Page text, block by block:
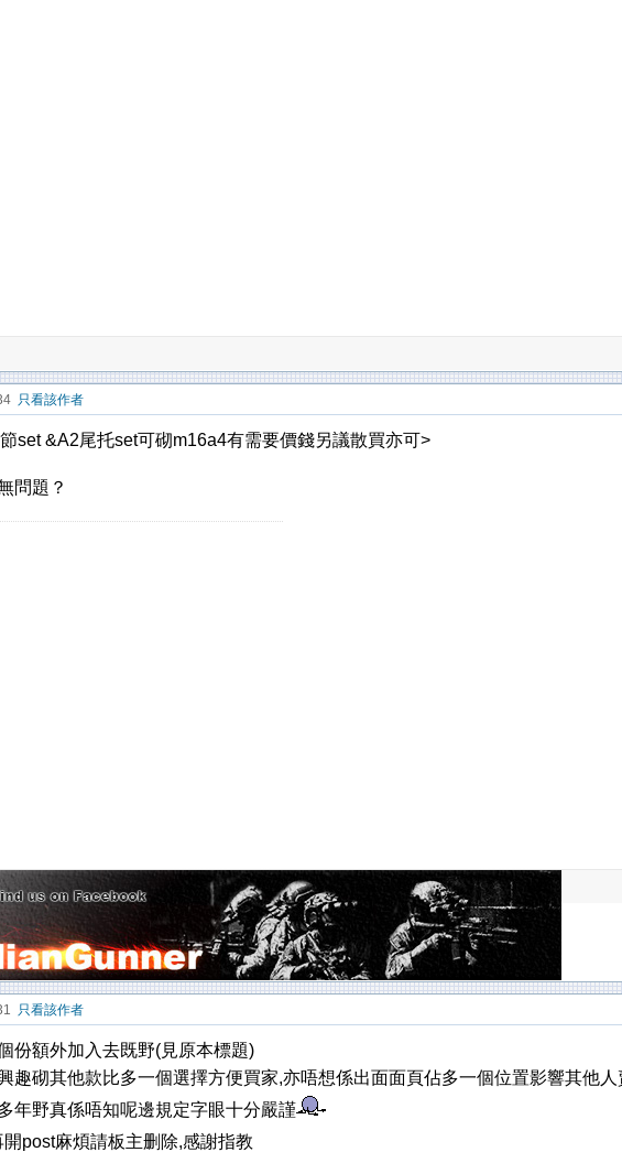
只看該作者
set &A2尾托set可砌m16a4有需要價錢另議散買亦可>
問題？
只看該作者
份額外加入去既野(見原本標題)
趣砌其他款比多一個選擇方便買家,亦唔想係出面面頁佔多一個位置影響其他
年野真係唔知呢邊規定字眼十分嚴謹
開post麻煩請板主删除,感謝指教